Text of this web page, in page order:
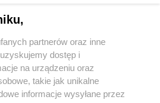
partnerów oraz inne
dostęp i
na urządzeniu oraz
takie jak unikalne
informacje wysyłane przez